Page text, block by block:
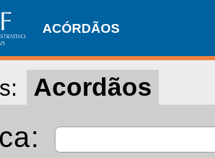
ACÓRDÃOS
Acordãos